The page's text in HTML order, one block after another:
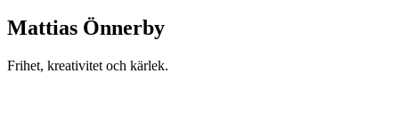
Mattias Önnerby
Frihet, kreativitet och kärlek.